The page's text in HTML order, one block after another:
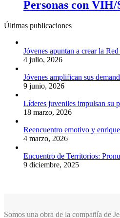
Personas con
Últimas publicaciones
Jóvenes apuntan a crear la
4 julio, 2026
Jóvenes amplifican sus
9 junio, 2026
Líderes juveniles impulsan su
18 marzo, 2026
Reencuentro emotivo y
4 marzo, 2026
Encuentro de Territorios:
9 diciembre, 2025
Somos una obra de la compañía de